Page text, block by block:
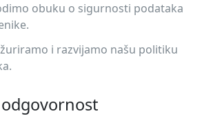
obuku o sigurnosti podataka
i razvijamo našu politiku